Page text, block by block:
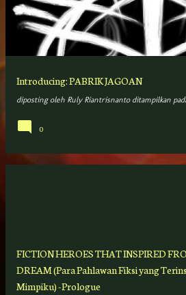
g
Introducing: PABRIK JAGOAN
diposting oleh Ruly Riantrisnanto ditampilkan
0
FICTION HEROES THAT INSPIRED
DREAM (Para Pahlawan Fiksi yang
Mimpiku) -Prologue